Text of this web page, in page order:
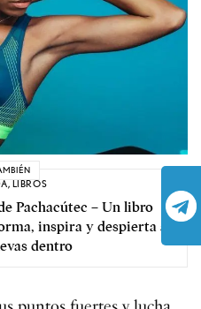
, LIBROS
Pachacútec – Un libro
inspira y despierta al
dentro